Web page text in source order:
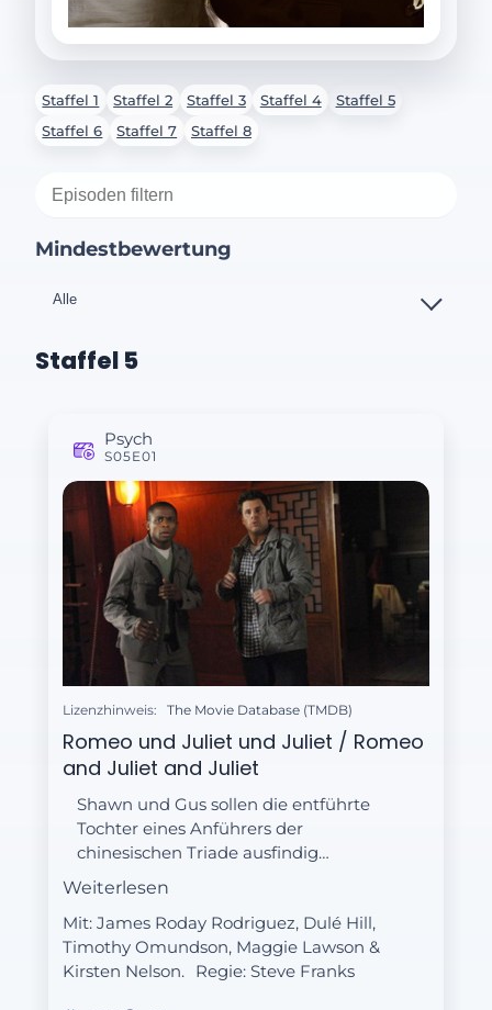
Staffel 1 Staffel 2 Staffel 3 Staffel 4
Staffel 5
Staffel 6
Staffel 7 Staffel 8
Mindestbewertung
Staffel 5
Psych
S05E01
Lizenzhinweis: The Movie Database (TMDB)
Romeo und Juliet und Juliet / Romeo
and Juliet and Juliet
Shawn und Gus sollen die entführte
Tochter eines Anführers der
chinesischen Triade ausfindig
machen. Dabei geraten sie mitten in
"ehrenwerten Gesellschaft" und
müssen mächtig einstecken.
Weiterlesen
Mit: James Roday Rodriguez, Dulé Hill,
Timothy Omundson, Maggie Lawson &
Kirsten Nelson.
Regie: Steve Franks